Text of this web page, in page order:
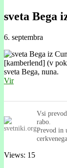
sveta Bega
6. septembra
[kamberlend] (v
sveta Bega, nuna.
Vir
Vsi
rabo.
Prevod in
Views: 15